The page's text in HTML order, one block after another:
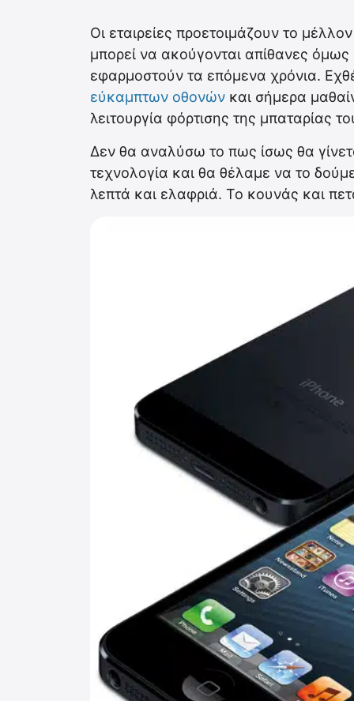
Οι εταιρείες προετοιμάζουν το
μπορεί να ακούγονται απίθανες
εφαρμοστούν τα επόμενα χρόνια.
εύκαμπτων οθονών και σήμερα
λειτουργία φόρτισης της μπαταρίας
Δεν θα αναλύσω το πως ίσως θα
τεχνολογία και θα θέλαμε να το
λεπτά και ελαφριά. Το κουνάς και